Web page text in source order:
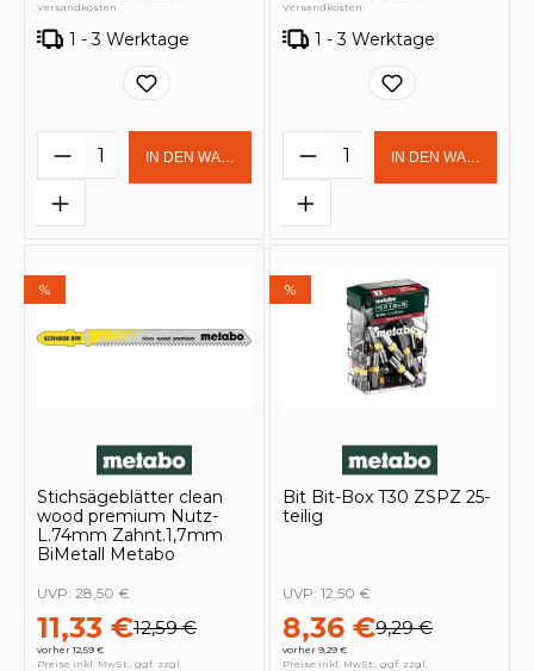
Versandkosten
1 - 3 Werktage
Produkt Anzahl: Gib den
IN DEN WARENKORB
Versandkosten
1 - 3 Werktage
Produkt Anzahl:
IN DEN
%
Stichsägeblätter clean
wood premium Nutz-
L.74mm Zahnt.1,7mm
BiMetall Metabo
11,33 €12,59 €
vorher 12,59 €
UVP: 28,50 €
Preise inkl. MwSt., ggf. zzgl.
%
Bit Bit-Box T30 ZSPZ 25-
teilig
8,36 €9,29 €
vorher 9,29 €
UVP: 12,50 €
Preise inkl. MwSt., ggf. zzgl.